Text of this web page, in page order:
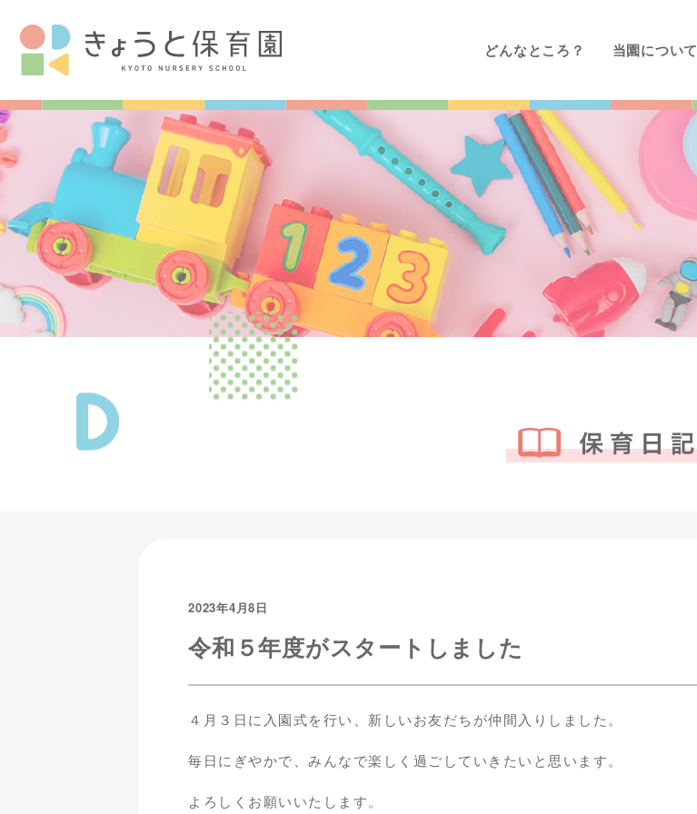
どんなところ？ 当園について
2023年4月8日
令和５年度がスタートしました
４月３日に入園式を行い、新しいお友だちが仲間入りしました。
毎日にぎやかで、みんなで楽しく過ごしていきたいと思います。
よろしくお願いいたします。